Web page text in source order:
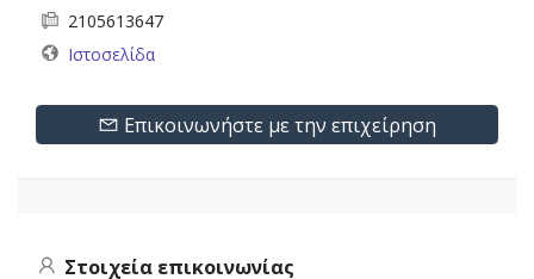
2105613647
Ιστοσελίδα
Επικοινωνήστε με την επιχείρηση
Στοιχεία επικοινωνίας